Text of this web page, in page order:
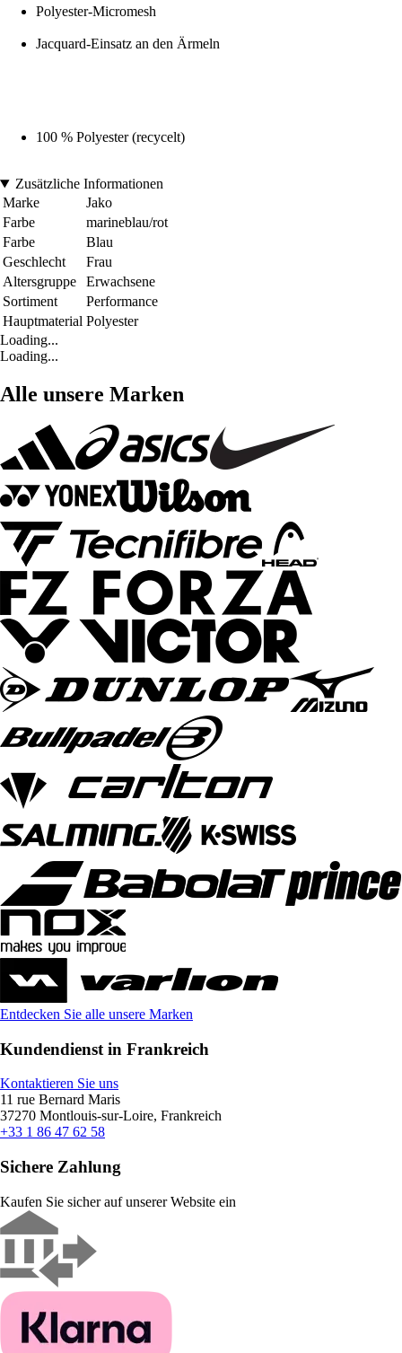
Polyester-Micromesh
Jacquard-Einsatz an den Ärmeln
100 % Polyester (recycelt)
Zusätzliche Informationen
Marke
Jako
Farbe
marineblau/rot
Farbe
Blau
Geschlecht
Frau
Altersgruppe
Erwachsene
Sortiment
Performance
Hauptmaterial Polyester
Loading...
Loading...
Alle unsere Marken
Entdecken Sie alle unsere Marken
Kundendienst in Frankreich
Kontaktieren Sie uns
11 rue Bernard Maris
37270 Montlouis-sur-Loire, Frankreich
+33 1 86 47 62 58
Sichere Zahlung
Kaufen Sie sicher auf unserer Website ein